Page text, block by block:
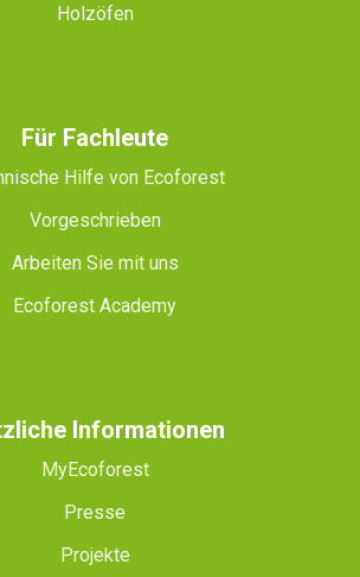
Holzöfen
Für Fachleute
Hilfe von Ecoforest
Vorgeschrieben
Arbeiten Sie mit uns
Ecoforest Academy
Informationen
MyEcoforest
Presse
Projekte